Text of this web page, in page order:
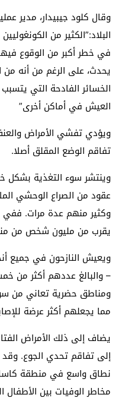
وقال كلود جيبيدار، مدير
البلاد:”الكثير من
في خطر أكبر من الوقوع
يحدث، على الرغم من أنه
العيش في أماكن أخرى”
ويؤدي تفشي الأمراض
تفاقم الوضع المقلق أصلا.
وينتشر سوء التغذية بشكل
عقود من الصراع الوحشي
يقرب من مليون شخص من
ويعيش النازحون في جميع
– والبالغ عددهم أكثر من
ومناطق حضرية تعاني من
مما يجعلهم أكثر عرضة
يضاف إلى ذلك الأمراض
إلى تفاقم تحدي الجوع.
نطاق واسع في منطقة
مخاطر الوفيات بين الأطفال